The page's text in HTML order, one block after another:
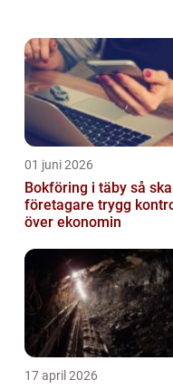
om och hur de
01 juni 2026
Bokföring i täby så skapar
företagare trygg
över ekonomin
17 april 2026